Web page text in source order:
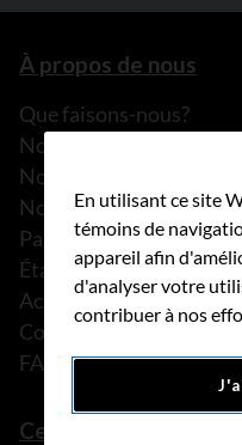
À propos de nous
Que faisons-nous?
Notre histoire
Nos histoires
Notre équipe
Partenariats
États financiers
Actualités
Communiqués de presse
FAQ
Ce que nous pouvons
En utilisant ce site
témoins de
appareil afin
d'analyser votre
contribuer à nos